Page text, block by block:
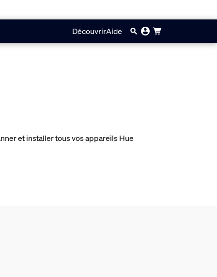
DécouvrirAide
et installer tous vos appareils Hue